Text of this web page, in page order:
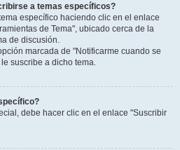
a temas específicos?
específico haciendo clic en el enlace
de Tema", ubicado cerca de la
de discusión.
marcada de "Notificarme cuando se
suscribe a dicho tema.
debe hacer clic en el enlace "Suscribir